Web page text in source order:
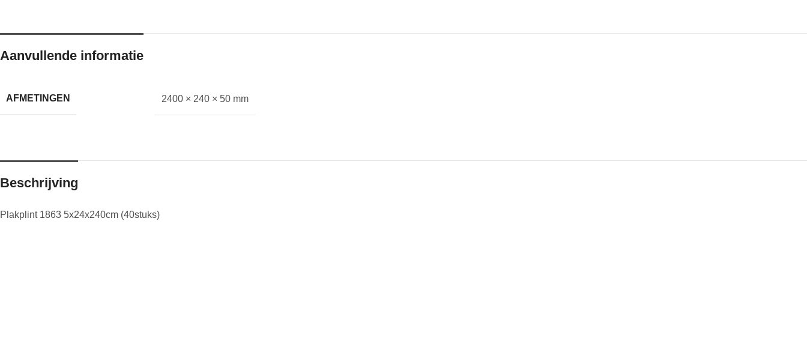
Aanvullende informatie
AFMETINGEN 2400 × 240 × 50 mm
Beschrijving
Plakplint 1863 5x24x240cm (40stuks)